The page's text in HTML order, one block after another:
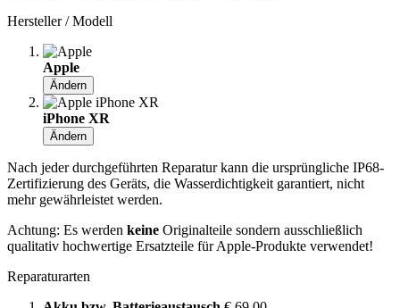
Hersteller / Modell
Apple
Ändern
iPhone XR
Ändern
Nach jeder durchgeführten Reparatur kann die ursprüngliche IP68-
Zertifizierung des Geräts, die Wasserdichtigkeit garantiert, nicht
mehr gewährleistet werden.
Achtung: Es werden keine Originalteile sondern ausschließlich
qualitativ hochwertige Ersatzteile für Apple-Produkte verwendet!
Reparaturarten